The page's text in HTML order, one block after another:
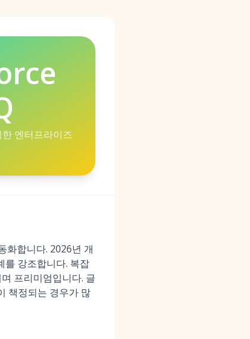
엔터프라이즈
화합니다. 2026년 개
를 강조합니다. 복잡
프리미엄입니다. 글
책정되는 경우가 많